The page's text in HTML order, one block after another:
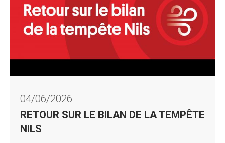
04/06/2026
RETOUR SUR LE BILAN DE LA TEMPÊTE
NILS
RETOUR SUR LE BILAN DE